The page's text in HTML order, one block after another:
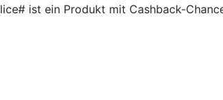
ist ein Produkt mit Cashback-